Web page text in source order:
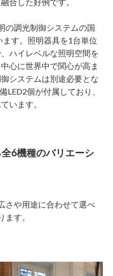
合した好例です。
の調光制御システムの国
す。照明器具を1台単位
ハイレベルな照明空間を
心に世界中で関心が高ま
システムは別途必要とな
LED2個が付属しており、
います。
6機種のバリエーシ
さや用途に合わせて選べ
す。